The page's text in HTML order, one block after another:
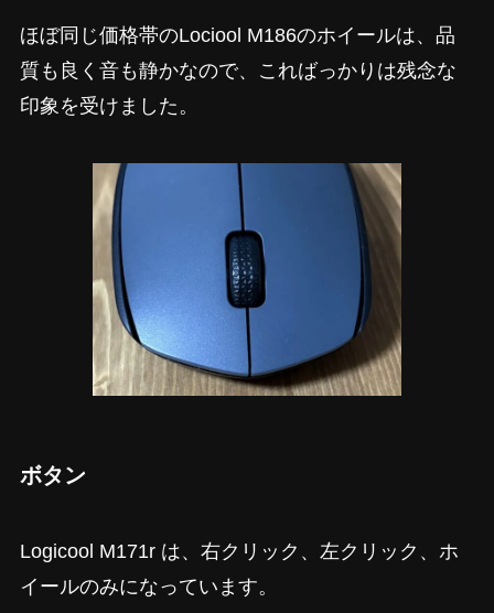
ほぼ同じ価格帯のLociool M186のホイールは、品
質も良く音も静かなので、こればっかりは残念な
印象を受けました。
ボタン
Logicool M171r は、右クリック、左クリック、ホ
イールのみになっています。